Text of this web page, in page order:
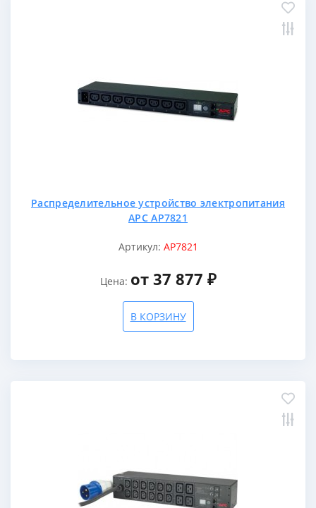
Распределительное устройство электропитания
APC AP7821
Артикул: AP7821
Цена: от 37 877 ₽
В КОРЗИНУ